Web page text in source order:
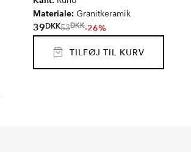
Materiale: Granitkeramik
39DKK53DKK-26%
TILFØJ TIL KURV